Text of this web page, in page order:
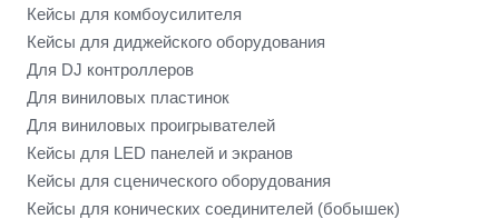
Кейсы для комбоусилителя
Кейсы для диджейского оборудования
Для DJ контроллеров
Для виниловых пластинок
Для виниловых проигрывателей
Кейсы для LED панелей и экранов
Кейсы для сценического оборудования
Кейсы для конических соединителей (бобышек)